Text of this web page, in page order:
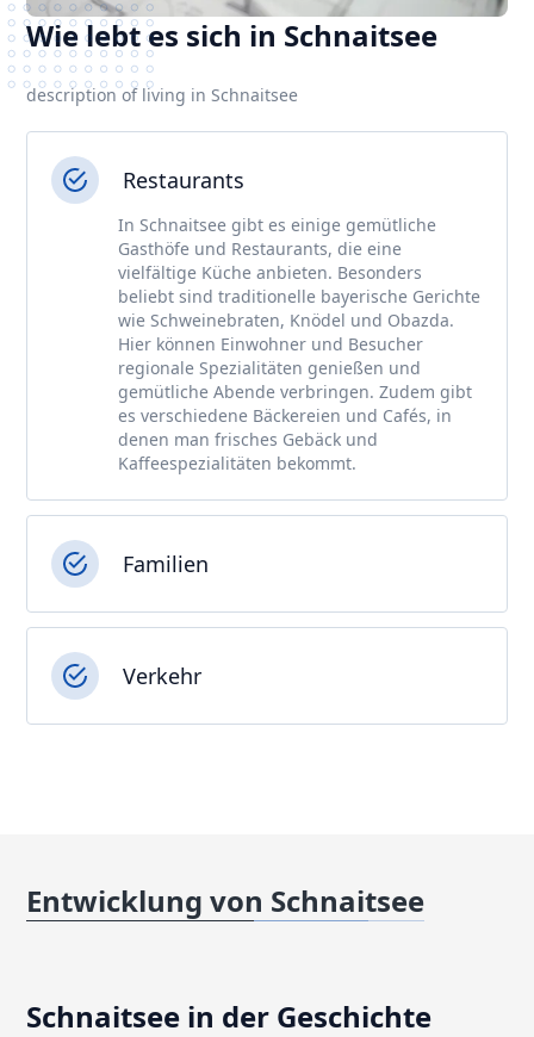
Wie lebt es sich in Schnaitsee
description of living in Schnaitsee
Restaurants
In Schnaitsee gibt es einige gemütliche
Gasthöfe und Restaurants, die eine
vielfältige Küche anbieten. Besonders
beliebt sind traditionelle bayerische Gerichte
wie Schweinebraten, Knödel und Obazda.
Hier können Einwohner und Besucher
regionale Spezialitäten genießen und
gemütliche Abende verbringen. Zudem gibt
es verschiedene Bäckereien und Cafés, in
denen man frisches Gebäck und
Kaffeespezialitäten bekommt.
Familien
Verkehr
Entwicklung von Schnaitsee
Schnaitsee in der Geschichte